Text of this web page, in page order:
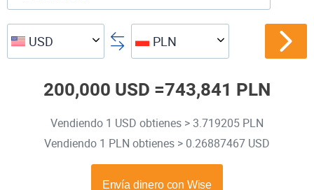
USD PLN
200,000 USD =743,841 PLN
Vendiendo 1 USD obtienes > 3.719205 PLN
Vendiendo 1 PLN obtienes > 0.26887467 USD